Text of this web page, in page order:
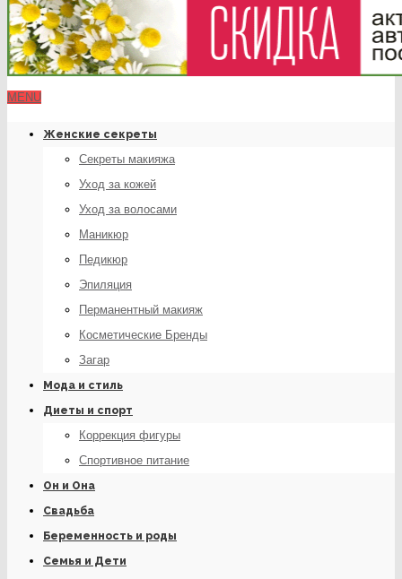
MENU
Женские секреты
Секреты макияжа
Уход за кожей
Уход за волосами
Маникюр
Педикюр
Эпиляция
Перманентный макияж
Косметические Бренды
Загар
Мода и стиль
Диеты и спорт
Коррекция фигуры
Спортивное питание
Он и Она
Свадьба
Беременность и роды
Семья и Дети